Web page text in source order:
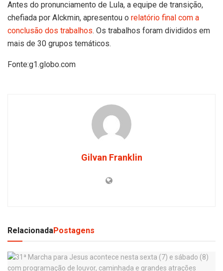
Antes do pronunciamento de Lula, a equipe de transição,
chefiada por Alckmin, apresentou o relatório final com a
conclusão dos trabalhos. Os trabalhos foram divididos em
mais de 30 grupos temáticos.
Fonte:g1.globo.com
Gilvan Franklin
RelacionadaPostagens